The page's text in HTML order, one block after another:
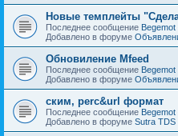
Новые темплейты
Последнее сообщение Begemot
Добавлено в форуме
Обновиление Mfeed
Последнее сообщение Begemot
Добавлено в форуме
ским, perc&url формат
Последнее сообщение Begemot
Добавлено в форуме Sutra TDS